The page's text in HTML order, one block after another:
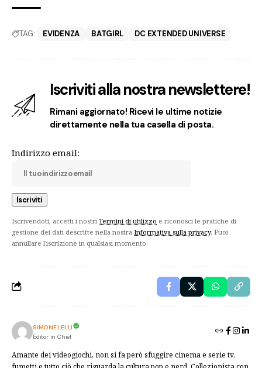
TAG: EVIDENZA BATGIRL DC EXTENDED UNIVERSE
Iscriviti alla nostra newslettere!
Rimani aggiornato! Ricevi le ultime notizie
direttamente nella tua casella di posta.
Indirizzo email:
Iscrivendoti, accetti i nostri Termini di utilizzo e riconosci le pratiche di
gestione dei dati descritte nella nostra Informativa sulla privacy. Puoi
annullare l'iscrizione in qualsiasi momento.
SIMONE LELLI
Editor in Chief
Amante dei videogiochi, non si fa però sfuggire cinema e serie tv,